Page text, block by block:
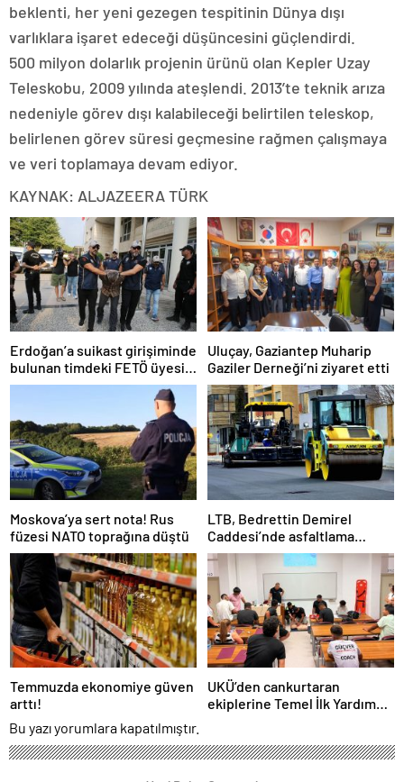
beklenti, her yeni gezegen tespitinin Dünya dışı
varlıklara işaret edeceği düşüncesini güçlendirdi.
500 milyon dolarlık projenin ürünü olan Kepler Uzay
Teleskobu, 2009 yılında ateşlendi. 2013’te teknik arıza
nedeniyle görev dışı kalabileceği belirtilen teleskop,
belirlenen görev süresi geçmesine rağmen çalışmaya
ve veri toplamaya devam ediyor.
KAYNAK: ALJAZEERA TÜRK
Erdoğan’a suikast girişiminde
bulunan timdeki FETÖ üyesi
Karatepe tutuklandı
Uluçay, Gaziantep Muharip
Gaziler Derneği’ni ziyaret etti
Moskova’ya sert nota! Rus
füzesi NATO toprağına düştü
LTB, Bedrettin Demirel
Caddesi’nde asfaltlama
çalışması yapılacağını
duyurdu
Temmuzda ekonomiye güven
arttı!
UKÜ’den cankurtaran
ekiplerine Temel İlk Yardım
Bu yazı yorumlara kapatılmıştır.